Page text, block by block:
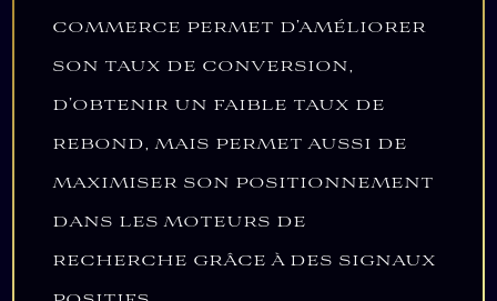
commerce permet d’améliorer
son taux de conversion,
d’obtenir un faible taux de
rebond, mais permet aussi de
maximiser son positionnement
dans les moteurs de
recherche grâce à des signaux